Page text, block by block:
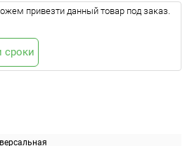
привезти данный товар под заказ.
сроки